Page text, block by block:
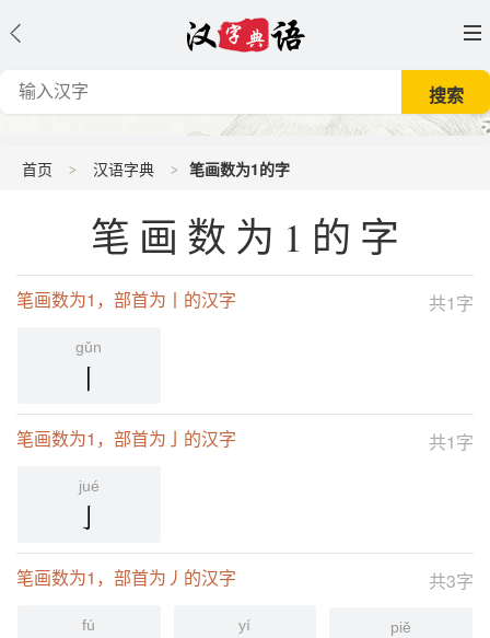
首页 汉语字典 笔画数为1的字
笔画数为1的字
共1字
笔画数为1，部首为丨的汉字
gǔn
丨
共1字
笔画数为1，部首为亅的汉字
jué
亅
共3字
笔画数为1，部首为丿的汉字
fú yí piě